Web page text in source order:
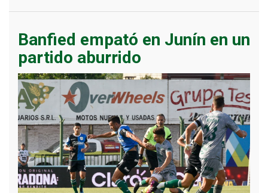
Banfied empató en Junín en un
partido aburrido